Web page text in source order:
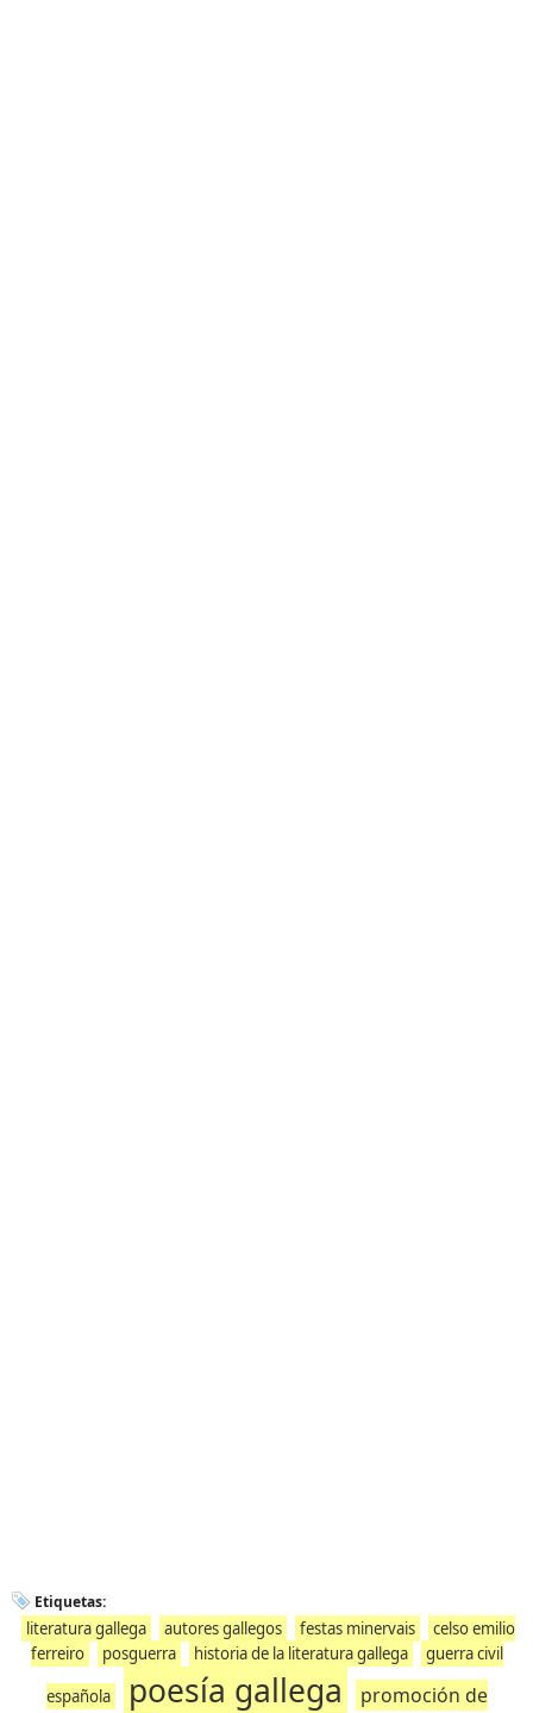
Etiquetas:
literatura gallega autores gallegos festas minervais
celso emilio
ferreiro
posguerra historia de la literatura gallega
guerra civil
española
poesía gallega
promoción de